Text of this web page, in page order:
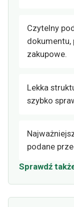
Czytelny
dokumentu,
zakupowe.
Lekka
szybko
podane
Sprawdź